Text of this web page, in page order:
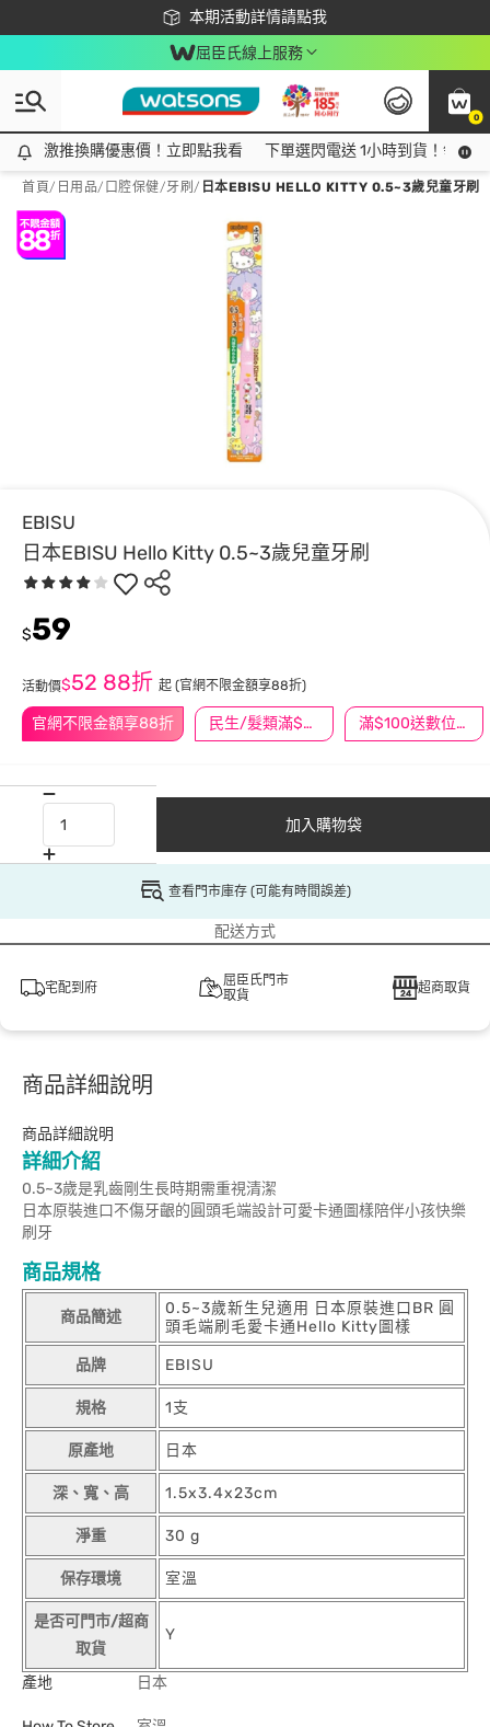
本期活動詳情請點我
下載app最高回饋$350
屈臣氏線上服務
0
激推換購優惠價！立即點我看
激推換購優惠價！立即點我看 下單選閃電送 1小時到貨！領神
首頁/ 日用品/ 口腔保健/牙刷 / 日本EBISU HELLO KITTY 0.5~3歲兒童牙刷
EBISU
日本EBISU Hello Kitty 0.5~3歲兒童牙刷
官網不限金額享88折 民生/髮類滿$388送舒潔冰巾 滿$100送數位印花
$59
活動價$52 88折 起 (官網不限金額享88折)
加入購物袋
查看門市庫存 (可能有時間誤差)
配送方式
宅配到府
屈臣氏門市
取貨
超商取貨
商品詳細說明
商品詳細說明
詳細介紹
0.5~3歲是乳齒剛生長時期需重視清潔
日本原裝進口不傷牙齦的圓頭毛端設計可愛卡通圖樣陪伴小孩快樂
刷牙
商品規格
商品簡述
0.5~3歲新生兒適用 日本原裝進口BR 圓
頭毛端刷毛愛卡通Hello Kitty圖樣
品牌 EBISU
規格 1支
原產地 日本
深、寬、高 1.5x3.4x23cm
淨重 30 g
保存環境 室溫
是否可門市/超商
取貨
Y
產地 日本